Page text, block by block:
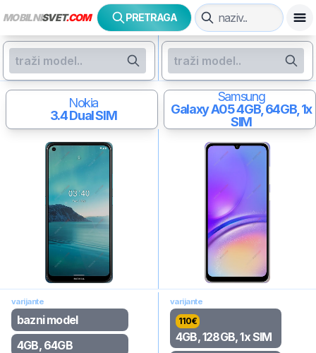
MOBILNISVET.COM PRETRAGA
Nokia
3.4Dual SIM
Samsung
Galaxy A054GB, 64GB, 1x
SIM
varijante
bazni model
4GB, 64GB
varijante
110€
4GB, 128GB, 1x SIM